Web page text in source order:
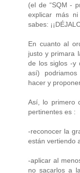
(el de “SQM -
explicar más
sabes:
En cuanto al
justo y primara
de los siglos -y
así)
hacer y
Así, lo primero
pertinentes es :
-reconocer la
están vertiendo
-aplicar al
no sacarlos a